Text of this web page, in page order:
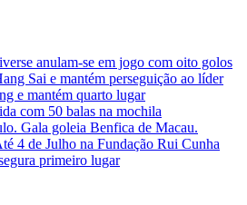
anulam-se em jogo com oito golos
Sai e mantém perseguição ao líder
e mantém quarto lugar
com 50 balas na mochila
Gala goleia Benfica de Macau.
4 de Julho na Fundação Rui Cunha
primeiro lugar